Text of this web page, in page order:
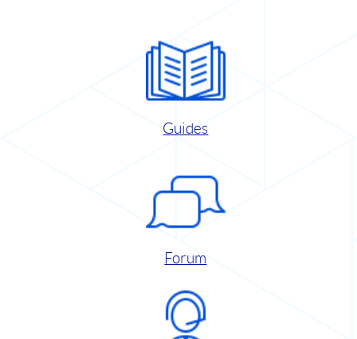
Guides
Forum